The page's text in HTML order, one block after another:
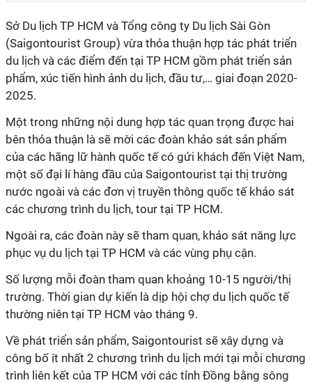
Sở Du lịch TP HCM và Tổng công ty Du lịch Sài Gòn
(Saigontourist Group) vừa thỏa thuận hợp tác phát triển
du lịch và các điểm đến tại TP HCM gồm phát triển sản
phẩm, xúc tiến hình ảnh du lịch, đầu tư,… giai đoạn 2020-
2025.
Một trong những nội dung hợp tác quan trọng được hai
bên thỏa thuận là sẽ mời các đoàn khảo sát sản phẩm
của các hãng lữ hành quốc tế có gửi khách đến Việt Nam,
một số đại lí hàng đầu của Saigontourist tại thị trường
nước ngoài và các đơn vị truyền thông quốc tế khảo sát
các chương trình du lịch, tour tại TP HCM.
Ngoài ra, các đoàn này sẽ tham quan, khảo sát năng lực
phục vụ du lịch tại TP HCM và các vùng phụ cận.
Số lượng mỗi đoàn tham quan khoảng 10-15 người/thị
trường. Thời gian dự kiến là dịp hội chợ du lịch quốc tế
thường niên tại TP HCM vào tháng 9.
Về phát triển sản phẩm, Saigontourist sẽ xây dựng và
công bố ít nhất 2 chương trình du lịch mới tại mỗi chương
trình liên kết của TP HCM với các tỉnh Đồng bằng sông